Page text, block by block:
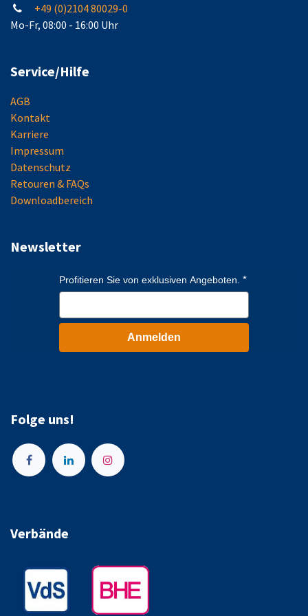
+49 (0)2104 80029-0
Mo-Fr, 08:00 - 16:00 Uhr
Service/Hilfe
AGB
Kontakt
Karriere
Impressum
Datenschutz
Retouren & FAQs
Downloadbereich
Newsletter
Profitieren Sie von exklusiven Angeboten.
Anmelden
Folge uns!
Verbände